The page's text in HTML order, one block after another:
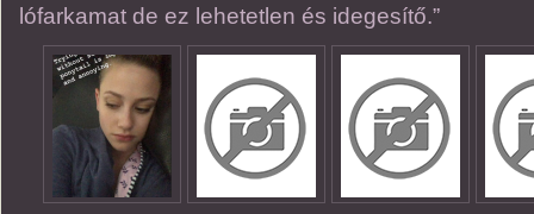
lófarkamat de ez lehetetlen és idegesítő.”